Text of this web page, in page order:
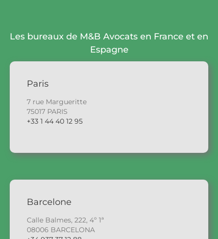
Les bureaux de M&B Avocats en France et en
Espagne
Paris
7 rue Margueritte
75017 PARIS
+33 1 44 40 12 95
Barcelone
Calle Balmes, 222, 4º 1ª
08006 BARCELONA